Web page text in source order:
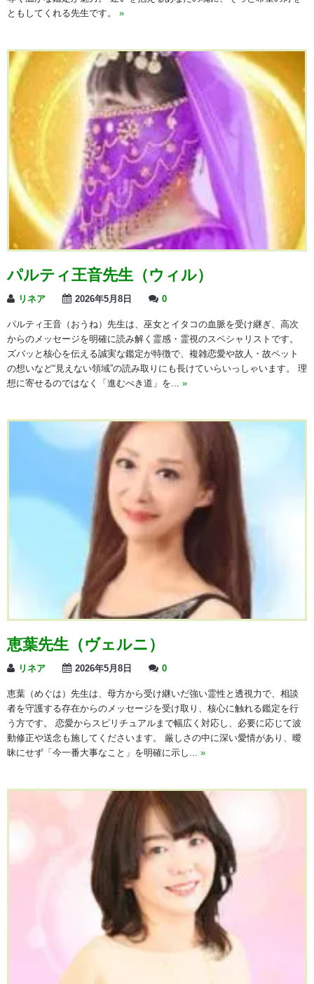
ともしてくれる先生です。 »
パルティ王音先生（ウィル）
リネア 2026年5月8日 0
パルティ王音（おうね）先生は、巫女とイタコの血脈を受け継ぎ、高次
からのメッセージを明確に読み解く霊感・霊視のスペシャリストです。
ズバッと核心を伝える誠実な鑑定が特徴で、複雑恋愛や故人・故ペット
の想いなど“見えない領域”の読み取りにも長けていらいっしゃいます。 理
想に寄せるのではなく「進むべき道」を... »
恵葉先生（ヴェルニ）
リネア 2026年5月8日 0
恵葉（めぐは）先生は、母方から受け継いだ強い霊性と透視力で、相談
者を守護する存在からのメッセージを受け取り、核心に触れる鑑定を行
う方です。 恋愛からスピリチュアルまで幅広く対応し、必要に応じて波
動修正や送念も施してくださいます。 厳しさの中に深い愛情があり、曖
昧にせず「今一番大事なこと」を明確に示し... »